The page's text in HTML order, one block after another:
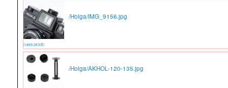
/Holga/IMG_9156.jpg
(1469.28 kB)
/Holga/AKHOL-120-135.jpg